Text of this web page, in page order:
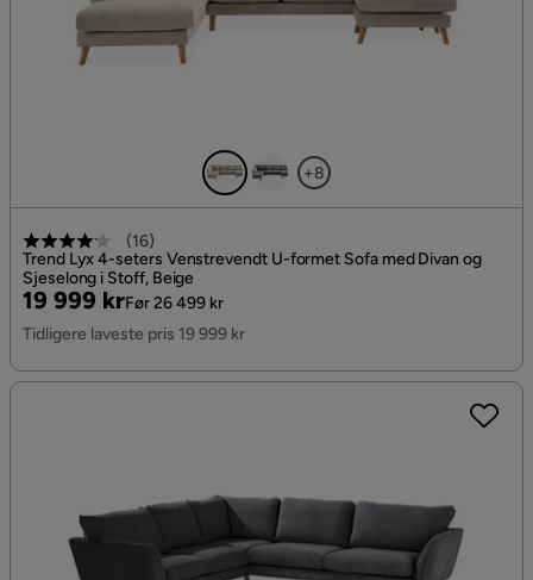
+8
(16)
Trend Lyx 4-seters Venstrevendt U-formet Sofa med Divan og
Sjeselong i Stoff, Beige
Pris
19 999 kr
Original
Pris
Før 26 499 kr
Tidligere laveste pris 19 999 kr